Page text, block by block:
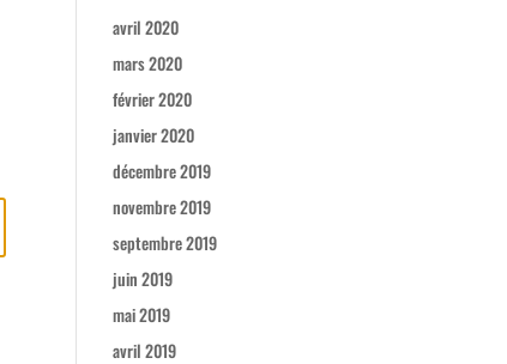
avril 2020
mars 2020
février 2020
janvier 2020
décembre 2019
novembre 2019
septembre 2019
juin 2019
mai 2019
avril 2019